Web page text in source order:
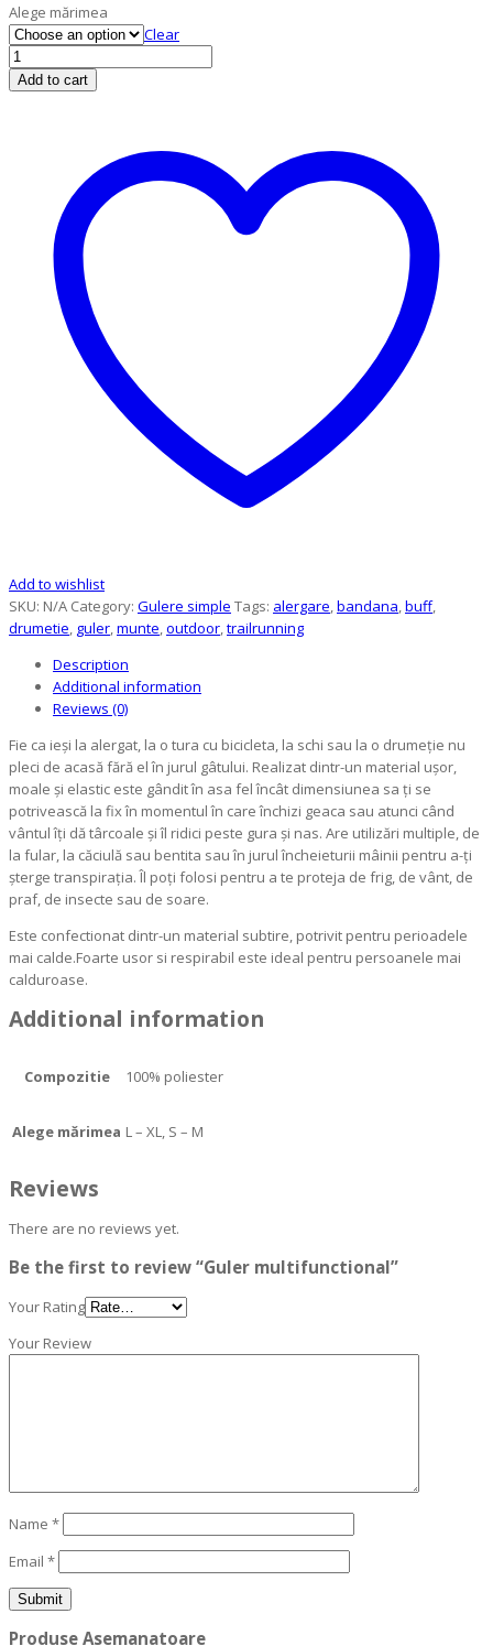
Alege mărimea
Clear
Guler
multifunctional
Add to cart
Add to wishlist
SKU: N/A Category: Gulere simple Tags: alergare bandana buff,
drumetie guler munte outdoor trailrunning
Description
Additional information
Reviews (0)
Fie ca ieși la alergat, la o tura cu bicicleta, la schi sau la o drumeție nu
pleci de acasă fără el în jurul gâtului. Realizat dintr-un material ușor,
moale și elastic este gândit în asa fel încât dimensiunea sa ți se
potrivească la fix în momentul în care închizi geaca sau atunci când
vântul îți dă târcoale și îl ridici peste gura și nas. Are utilizări multiple, de
la fular, la căciulă sau bentita sau în jurul încheieturii mâinii pentru a-ți
șterge transpirația. Îl poți folosi pentru a te proteja de frig, de vânt, de
praf, de insecte sau de soare.
Este confectionat dintr-un material subtire, potrivit pentru perioadele
mai calde.Foarte usor si respirabil este ideal pentru persoanele mai
calduroase.
Additional information
Compozitie 100% poliester
Alege mărimea L – XL, S – M
Reviews
There are no reviews yet.
Be the first to review “Guler multifunctional”
Your Rating
Your Review
Name *
Email *
Produse Asemanatoare